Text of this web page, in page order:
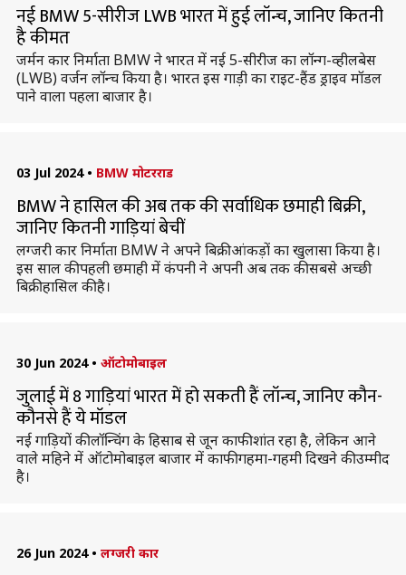
नई BMW 5-सीरीज LWB भारत में हुई लॉन्च, जानिए कितनी
है कीमत
जर्मन कार निर्माता BMW ने भारत में नई 5-सीरीज का लॉन्ग-व्हीलबेस
(LWB) वर्जन लॉन्च किया है। भारत इस गाड़ी का राइट-हैंड ड्राइव मॉडल
पाने वाला पहला बाजार है।
03 Jul 2024 • BMW मोटरराड
BMW ने हासिल की अब तक की सर्वाधिक छमाही बिक्री,
जानिए कितनी गाड़ियां बेचीं
लग्जरी कार निर्माता BMW ने अपने बिक्री आंकड़ों का खुलासा किया है।
इस साल की पहली छमाही में कंपनी ने अपनी अब तक की सबसे अच्छी
बिक्री हासिल की है।
30 Jun 2024 • ऑटोमोबाइल
जुलाई में 8 गाड़ियां भारत में हो सकती हैं लॉन्च, जानिए कौन-
कौनसे हैं ये मॉडल
नई गाड़ियों की लॉन्चिंग के हिसाब से जून काफी शांत रहा है, लेकिन आने
वाले महिने में ऑटोमोबाइल बाजार में काफी गहमा-गहमी दिखने की उम्मीद
है।
26 Jun 2024 • लग्जरी कार